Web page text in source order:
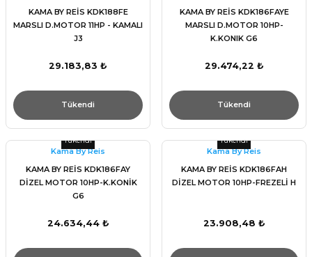
KAMA BY REİS KDK188FE
MARSLI D.MOTOR 11HP - KAMALI
J3
29.183,83 ₺
Tükendi
KAMA BY REİS KDK186FAYE
MARSLI D.MOTOR 10HP-
K.KONIK G6
29.474,22 ₺
Tükendi
Tükendi
Kama By Reis
KAMA BY REİS KDK186FAY
DİZEL MOTOR 10HP-K.KONİK
G6
24.634,44 ₺
Tükendi
Kama By Reis
KAMA BY REİS KDK186FAH
DİZEL MOTOR 10HP-FREZELİ H
23.908,48 ₺